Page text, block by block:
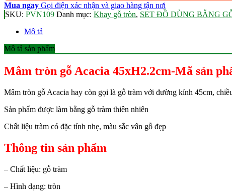
Mua ngay Gọi điện xác nhận và giao hàng tận nơi
SKU: PVN109 Danh mục: Khay gỗ tròn, SET ĐỒ DÙNG BẰNG
Mô tả
Mô tả sản phẩm
Mâm tròn gỗ Acacia 45xH2.2cm-Mã sản
Mâm tròn gỗ Acacia hay còn gọi là gỗ tràm với đường kính 45cm,
Sản phẩm được làm bằng gỗ tràm thiên nhiên
Chất liệu tràm có đặc tính nhẹ, màu sắc vân gỗ đẹp
Thông tin sản phẩm
– Chất liệu: gỗ tràm
– Hình dạng: tròn